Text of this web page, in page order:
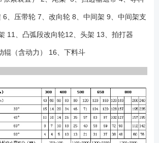
、压带轮 7、改向轮 8、中间架 9、中间架支
11、凸弧段改向轮12、头架 13、拍打器
辊（含动力） 16、下料斗